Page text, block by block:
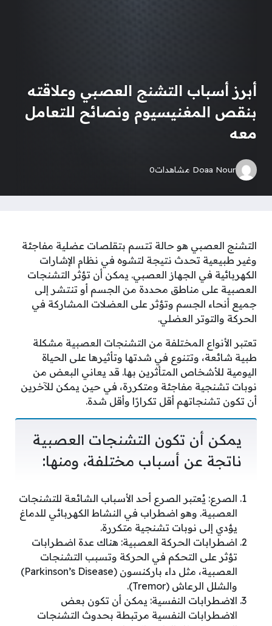
أبرز أسباب التشنج العصبي وعلاقته
بنقص المغنيسيوم ونصائح للتعامل
معه
Doaa Nour مشاهدات0
التشنج العصبي هو حالة تتسم بتقلصات عضلية مفاجئة
وغير طبيعية تحدث نتيجة لتشوه في نظام الإشارات
الكهربائية في الجهاز العصبي. يمكن أن تؤثر التشنجات
العصبية على مناطق محددة من الجسم أو تنتشر إلى
جميع أنحاء الجسم وتؤثر على العضلات المشاركة في
الحركة والتوتر العضلي.
تعتبر الأنواع المختلفة من التشنجات العصبية مشكلة
طبية شائعة، وتتنوع في شدتها وتأثيرها على الحياة
اليومية للأشخاص المتأثرين بها. قد يعاني البعض من
نوبات تشنجية مفاجئة ومتكررة، في حين يمكن للآخرين
أن تكون تشنجاتهم أقل تكرارًا وأقل شدة.
يمكن أن تكون التشنجات العصبية
ناتجة عن أسباب مختلفة، ومنها:
الصرع: يُعتبر الصرع أحد الأسباب الشائعة للتشنجات
العصبية. وهو اضطراب في النشاط الكهربائي للدماغ
يؤدي إلى نوبات تشنجية متكررة.
اضطرابات الحركة العصبية: هناك عدة اضطرابات
تؤثر على التحكم في الحركة وتسبب التشنجات
العصبية، مثل داء باركنسون (Parkinson’s Disease)
والشلل الرعاش (Tremor).
الاضطرابات النفسية: يمكن أن تكون بعض
الاضطرابات النفسية مرتبطة بحدوث التشنجات